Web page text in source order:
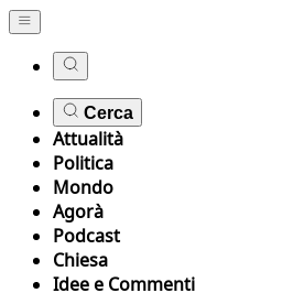
Cerca
Attualità
Politica
Mondo
Agorà
Podcast
Chiesa
Idee e Commenti